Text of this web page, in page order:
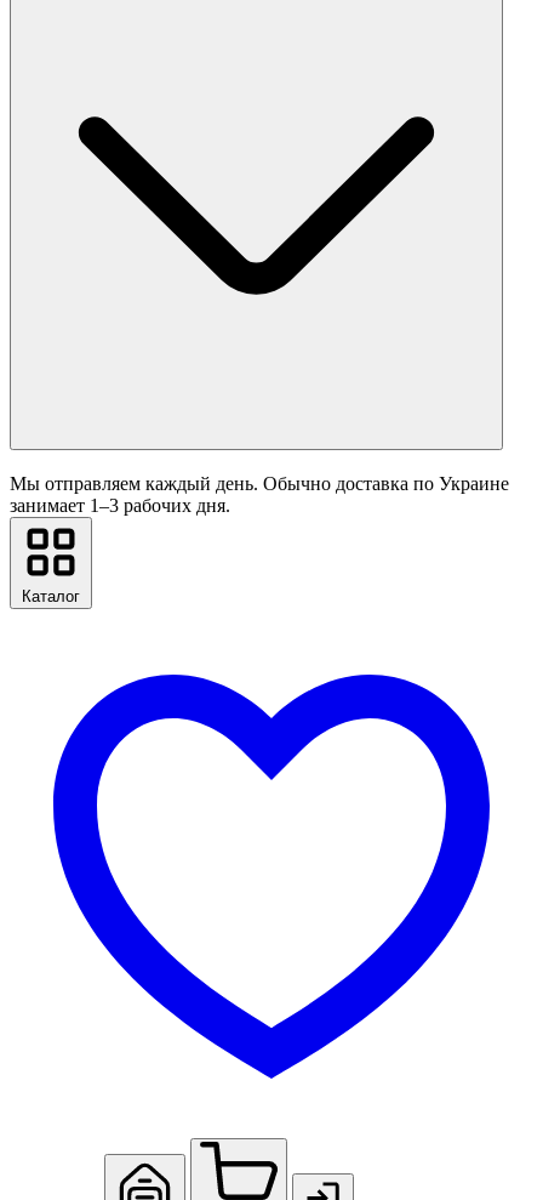
Мы отправляем каждый день. Обычно доставка по Украине
занимает 1–3 рабочих дня.
Каталог